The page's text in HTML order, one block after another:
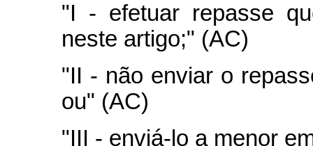
"I - efetuar repasse
neste artigo;" (AC)
"II - não enviar o
ou" (AC)
"III - enviá-lo a menor